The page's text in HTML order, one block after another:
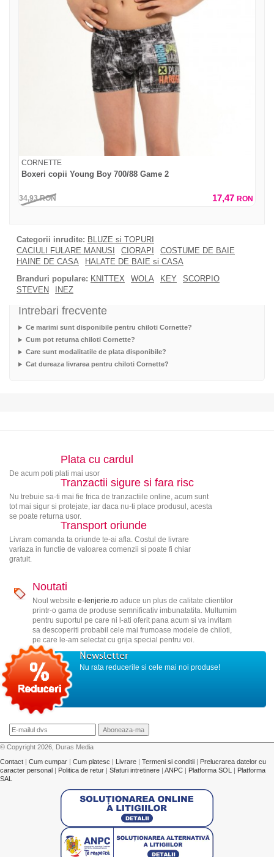
CORNETTE
Boxeri copii Young Boy 700/88 Game 2
34,93RON 17,47 RON
Categorii inrudite: BLUZE si TOPURI
CACIULI FULARE MANUSI
CIORAPI
COSTUME DE BAIE
HAINE DE CASA
HALATE DE BAIE si CASA
Branduri populare: KNITTEX WOLA KEY
SCORPIO
STEVEN
INEZ
Intrebari frecvente
Ce marimi sunt disponibile pentru chiloti Cornette?
Cum pot returna chiloti Cornette?
Care sunt modalitatile de plata disponibile?
Cat dureaza livrarea pentru chiloti Cornette?
Plata cu cardul
De acum poti plati mai usor
Tranzactii sigure si fara risc
Nu trebuie sa-ti mai fie frica de tranzactiile online, acum sunt
tot mai sigur si protejate, iar daca nu-ti place produsul, acesta
se poate returna usor.
Transport oriunde
Livram comanda ta oriunde te-ai afla. Costul de livrare
variaza in functie de valoarea comenzii si poate fi chiar
gratuit.
Noutati
Noul website e-lenjerie.roaduce un plus de calitate clientilor
printr-o gama de produse semnificativ imbunatatita. Multumim
pentru suportul pe care ni l-ati oferit pana acum si va invitam
sa descoperiti probabil cele mai frumoase modele de chiloti,
pe care le-am selectat cu grija special pentru voi.
Newsletter
Nu rata reducerile si cele mai noi produse!
© Copyright 2026, Duras Media
Contact | Cum cumpar | Cum platesc | Livrare | Termeni si conditii | Prelucrarea datelor cu
caracter personal | Politica de retur | Sfaturi intretinere | ANPC | Platforma SOL | Platforma
SAL